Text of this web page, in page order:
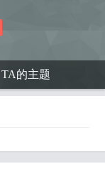
TA的主题